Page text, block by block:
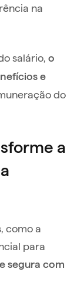
na
salário, o
e
do
a
como a
para
segura com